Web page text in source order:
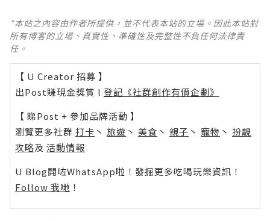
*本站之內容由作者所提供，並不代表本站的立場。因此本站對
所有博客的立場、真實性、準確性及完整性不負任何法律責
任。
【 U Creator 招募 】
出Post賺現金獎賞 l 登記《社群創作有價企劃》
【 睇Post + 參加品牌活動 】
瀏覽更多社群 打卡 丶 旅遊 丶 美食 丶 親子 丶 寵物 丶 扮靚
攻略及 活動情報
U Blog開咗WhatsApp啦！發掘更多吃喝玩樂資訊！
Follow 我哋 ！